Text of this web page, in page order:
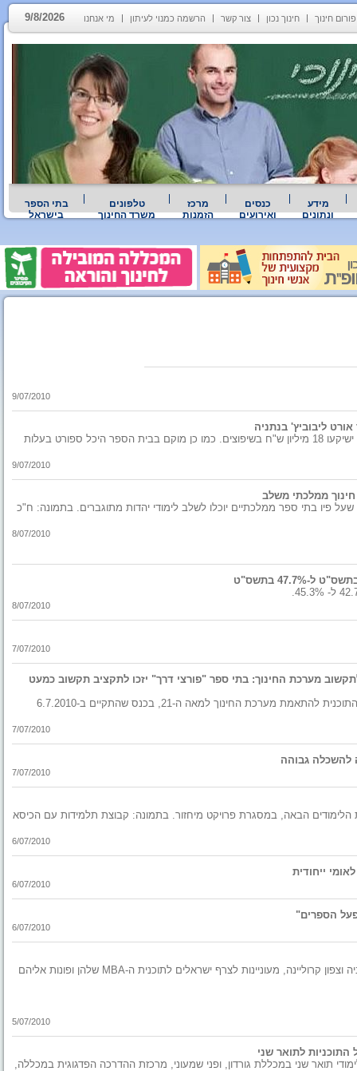
פורום חינוך חינוך נכון צור קשר הרשמה כמנוי לעיתון מי אנחנו 9/8/2026
מידע
ונתונים
כנסים
ואירועים
מרכז
הזמנות
טלפונים
משרד החינוך
בתי הספר
בישראל
9/07/2010
עיריית נתניה, משרד החינוך ורשת אורט ישראל ישיקעו 18 מיליון ש"ח בשיפוצים. כמו כן מוקם בבית הספר היכל ספורט בעלות
9/07/2010
ממלכתי משלב
פיו בתי ספר ממלכתיים יוכלו לשלב לימודי יהדות מתוגברים. בתמונה: ח"כ
8/07/2010
8/07/2010
7/07/2010
מערכת החינוך: בתי ספר "פורצי דרך" יזכו לתקציב תקשוב כמעט
ד"ר שושני תיאר בצורה מפורטת ומפוכחת את התוכנית להתאמת מערכת החינוך למאה ה-21, בכנס שהתקיים ב-6.7.2010
7/07/2010
להשכלה גבוהה
7/07/2010
הלימודים הבאה, במסגרת פרויקט מיחזור. בתמונה: קבוצת תלמידות עם הכיסא
6/07/2010
ייחודית
6/07/2010
הספרים"
6/07/2010
האוניברסיטאות היוקרתיות בארצות הברית - ברקלי, הרווארד, קולומביה וצפון קרוליינה, מעוניינות לצרף ישראלים לתוכנית ה-MBA שלהן ופונות אליהם
5/07/2010
התוכניות לתואר שני
תואר שני במכללת גורדון, ופני שמעוני, מרכזת ההדרכה הפדגוגית במכללה,